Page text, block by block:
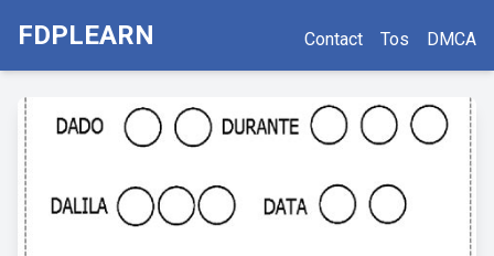
FDPLEARN Contact Tos DMCA